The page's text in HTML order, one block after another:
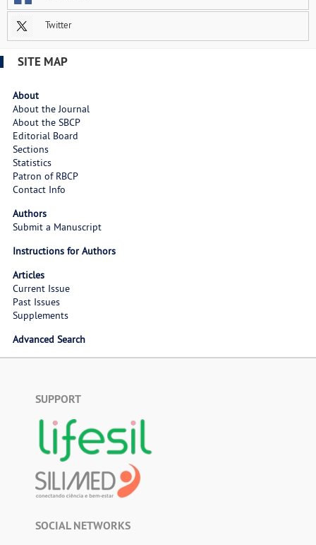
Twitter
SITE MAP
About
About the Journal
About the SBCP
Editorial Board
Sections
Statistics
Patron of RBCP
Contact Info
Authors
Submit a Manuscript
Instructions for Authors
Articles
Current Issue
Past Issues
Supplements
Advanced Search
SUPPORT
SOCIAL NETWORKS